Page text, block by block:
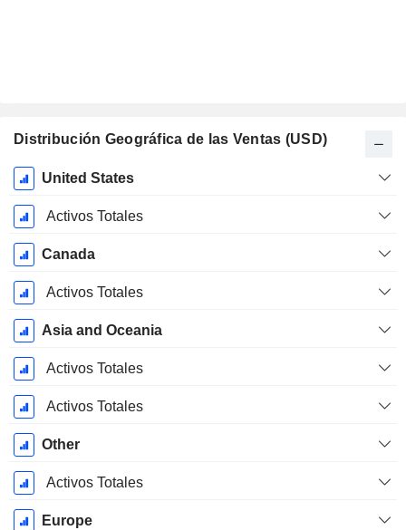
Distribución Geográfica de las Ventas (USD)
Período
fiscal:
Diciembre
United States
Activos Totales
Canada
Activos Totales
Asia and Oceania
Activos Totales
Activos Totales
Other
Activos Totales
Europe